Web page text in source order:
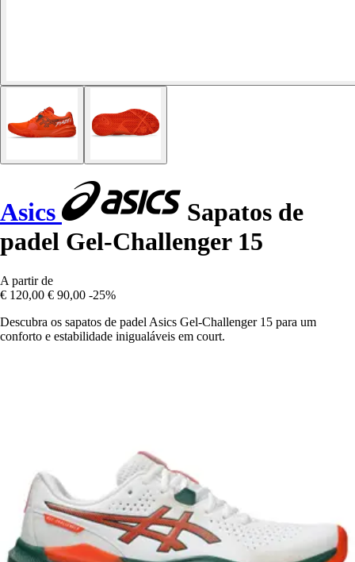
Asics
Sapatos de
padel Gel-Challenger 15
A partir de
€ 120,00 € 90,00 -25%
Descubra os sapatos de padel Asics Gel-Challenger 15 para um
conforto e estabilidade inigualáveis em court.